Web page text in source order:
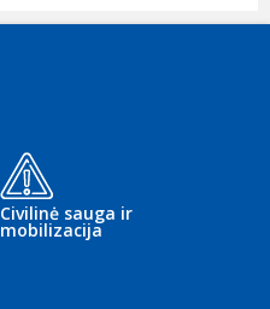
Civilinė sauga ir
mobilizacija